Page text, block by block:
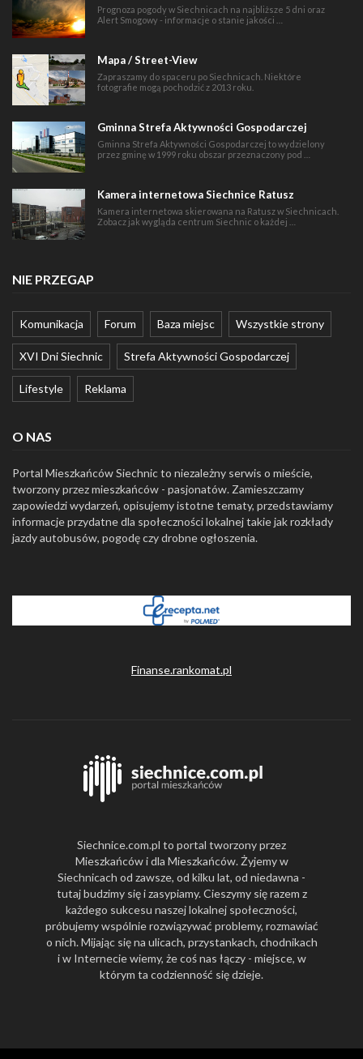
Prognoza pogody w Siechnicach na najbliższe 5 dni oraz
Alert Smogowy - informacje o stanie jakości …
Mapa / Street-View
Zapraszamy do spaceru po Siechnicach. Niektóre
fotografie mogą pochodzić z 2013 roku.
Gminna Strefa Aktywności Gospodarczej
Gminna Strefa Aktywności Gospodarczej to wydzielony
przez gminę w 1999 roku obszar przeznaczony pod …
Kamera internetowa Siechnice Ratusz
Kamera internetowa skierowana na Ratusz w Siechnicach.
Zobacz jak wygląda centrum Siechnic o każdej …
NIE PRZEGAP
Komunikacja Forum Baza miejsc Wszystkie strony
XVI Dni Siechnic Strefa Aktywności Gospodarczej
Lifestyle Reklama
O NAS
Portal Mieszkańców Siechnic to niezależny serwis o mieście,
tworzony przez mieszkańców - pasjonatów. Zamieszczamy
zapowiedzi wydarzeń, opisujemy istotne tematy, przedstawiamy
informacje przydatne dla społeczności lokalnej takie jak rozkłady
jazdy autobusów, pogodę czy drobne ogłoszenia.
Finanse.rankomat.pl
Siechnice.com.pl to portal tworzony przez
Mieszkańców i dla Mieszkańców. Żyjemy w
Siechnicach od zawsze, od kilku lat, od niedawna -
tutaj budzimy się i zasypiamy. Cieszymy się razem z
każdego sukcesu naszej lokalnej społeczności,
próbujemy wspólnie rozwiązywać problemy, rozmawiać
o nich. Mijając się na ulicach, przystankach, chodnikach
i w Internecie wiemy, że coś nas łączy - miejsce, w
którym ta codzienność się dzieje.